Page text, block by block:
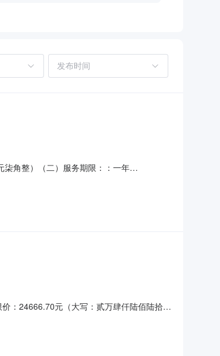
角整）（二）服务期限：：一年
院行政楼418总务科2办公室。（
：24666.70元（大写：贰万肆仟陆佰陆拾陆
西路1234号绍兴市第七